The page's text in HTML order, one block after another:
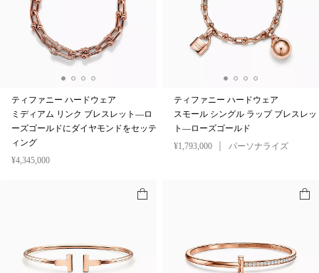
ティファニー ハードウェア
ミディアム リンク ブレスレット—ロ
ーズゴールドにダイヤモンドをセッテ
ィング
¥4,345,000
ティファニー ハードウェア
スモール シングル ラップ ブレスレッ
ト—ローズゴールド
¥1,793,000
パーソナライズ